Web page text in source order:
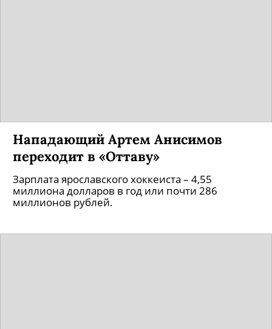
Нападающий Артем Анисимов
переходит в «Оттаву»
Зарплата ярославского хоккеиста – 4,55
миллиона долларов в год или почти 286
миллионов рублей.